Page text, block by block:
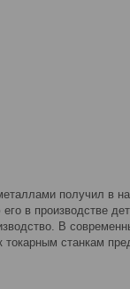
получил в
в производстве
В
токарным станкам